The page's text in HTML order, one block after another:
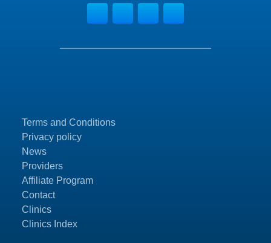
Terms and Conditions
Privacy policy
News
Providers
Affiliate Program
Contact
Clinics
Clinics Index